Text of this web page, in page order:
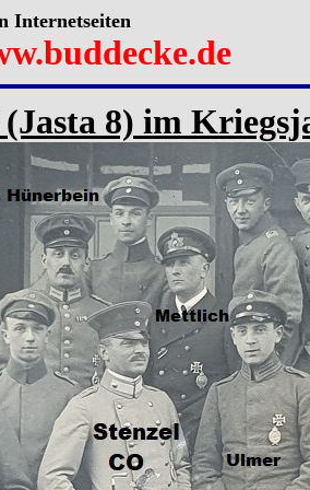
Internetseiten
8) im